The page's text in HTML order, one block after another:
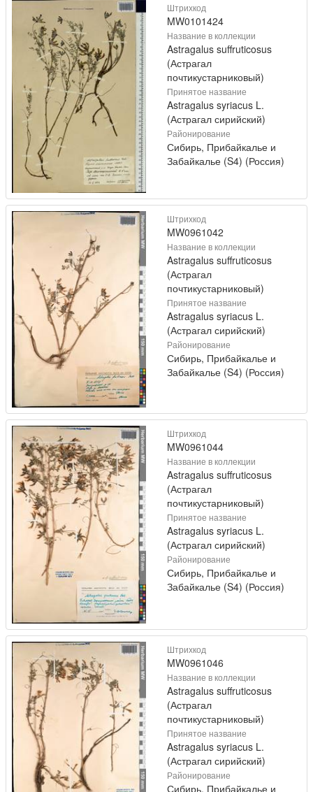
Штрихкод
MW0101424
Название в коллекции
Astragalus suffruticosus
(Астрагал
почтикустарниковый)
Принятое название
Astragalus syriacus L.
(Астрагал сирийский)
Районирование
Сибирь, Прибайкалье и
Забайкалье (S4) (Россия)
Штрихкод
MW0961042
Название в коллекции
Astragalus suffruticosus
(Астрагал
почтикустарниковый)
Принятое название
Astragalus syriacus L.
(Астрагал сирийский)
Районирование
Сибирь, Прибайкалье и
Забайкалье (S4) (Россия)
Штрихкод
MW0961044
Название в коллекции
Astragalus suffruticosus
(Астрагал
почтикустарниковый)
Принятое название
Astragalus syriacus L.
(Астрагал сирийский)
Районирование
Сибирь, Прибайкалье и
Забайкалье (S4) (Россия)
Штрихкод
MW0961046
Название в коллекции
Astragalus suffruticosus
(Астрагал
почтикустарниковый)
Принятое название
Astragalus syriacus L.
(Астрагал сирийский)
Районирование
Сибирь, Прибайкалье и